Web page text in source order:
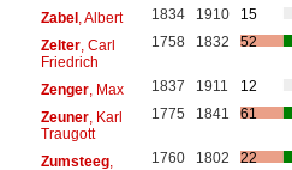
Zabel, Albert 1834 1910
15
Zelter, Carl
Friedrich
1758 1832 52
Zenger, Max 1837 1911
12
Zeuner, Karl
Traugott
1775 1841 61
Zumsteeg,
1760 1802 22